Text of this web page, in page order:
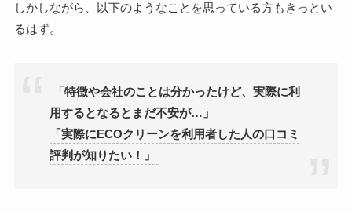
しかしながら、以下のようなことを思っている方もきっとい
るはず。
「特徴や会社のことは分かったけど、実際に利
用するとなるとまだ不安が…」
「実際にECOクリーンを利用者した人の口コミ
評判が知りたい！」